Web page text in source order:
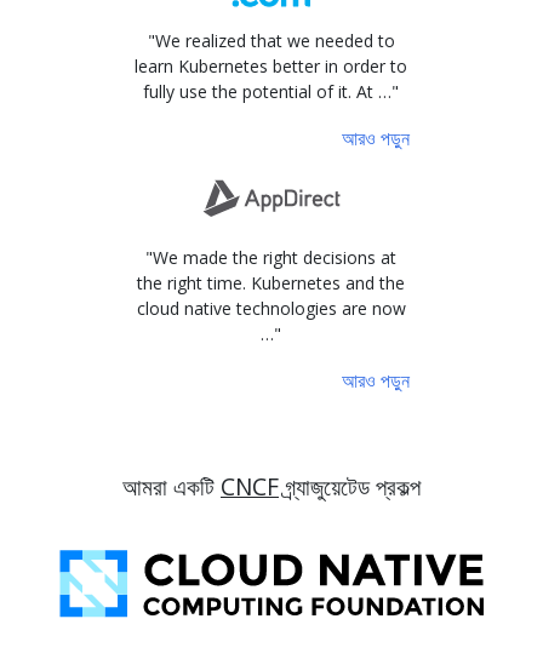
"We realized that we needed to
learn Kubernetes better in order to
fully use the potential of it. At …"
আরও পড়ুন
"We made the right decisions at
the right time. Kubernetes and the
cloud native technologies are now
…"
আরও পড়ুন
আমরা একটি CNCFগ্র্যাজুয়েটেড প্রকল্প